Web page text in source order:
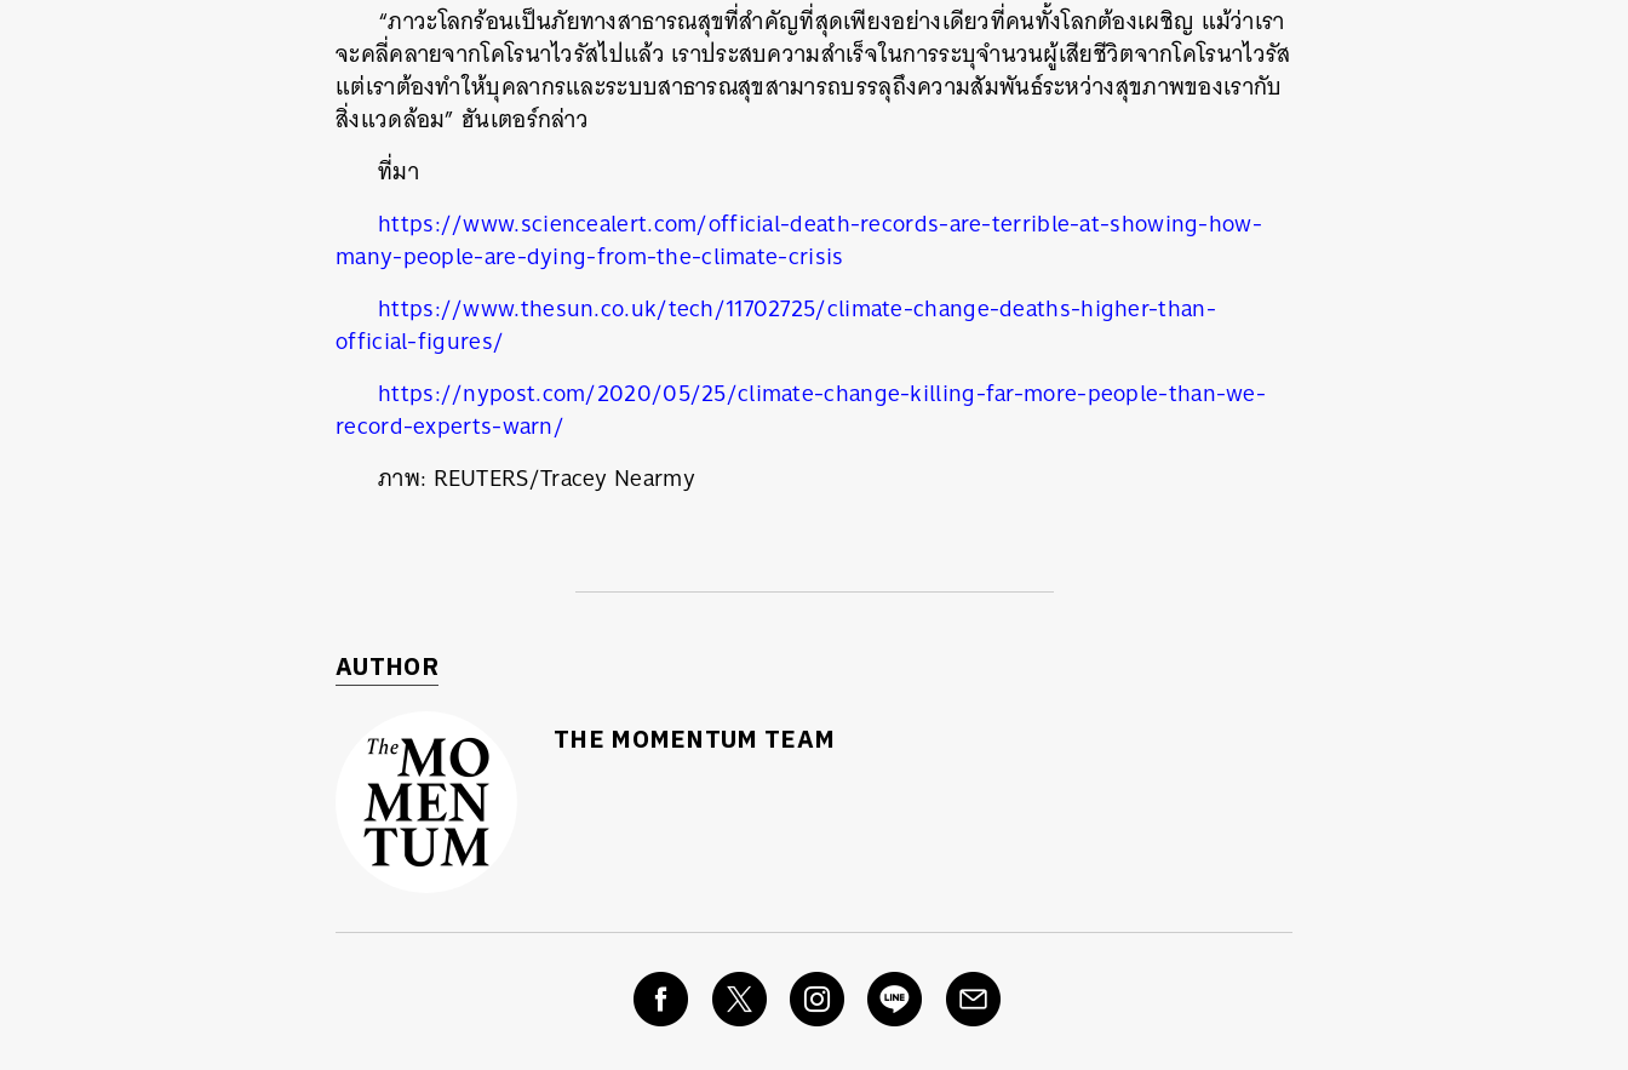
“ภาวะโลกร้อนเป็นภัยทางสาธารณสุขที่สำคัญที่สุดเพียงอย่างเดียวที่คนทั้งโลกต้องเผชิญ แม้ว่าเรา
จะคลี่คลายจากโคโรนาไวรัสไปแล้ว เราประสบความสำเร็จในการระบุจำนวนผู้เสียชีวิตจากโคโรนาไวรัส
แต่เราต้องทำให้บุคลากรและระบบสาธารณสุขสามารถบรรลุถึงความสัมพันธ์ระหว่างสุขภาพของเรากับ
สิ่งแวดล้อม” ฮันเตอร์กล่าว
ที่มา
https://www.sciencealert.com/official-death-records-are-terrible-at-showing-how-
many-people-are-dying-from-the-climate-crisis
https://www.thesun.co.uk/tech/11702725/climate-change-deaths-higher-than-
official-figures/
https://nypost.com/2020/05/25/climate-change-killing-far-more-people-than-we-
record-experts-warn/
ภาพ: REUTERS/Tracey Nearmy
AUTHOR
THE MOMENTUM TEAM